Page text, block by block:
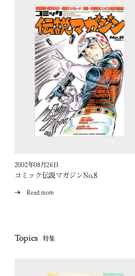
2002年08月26日
コミック伝説マガジンNo.8
Read more
Topics 特集